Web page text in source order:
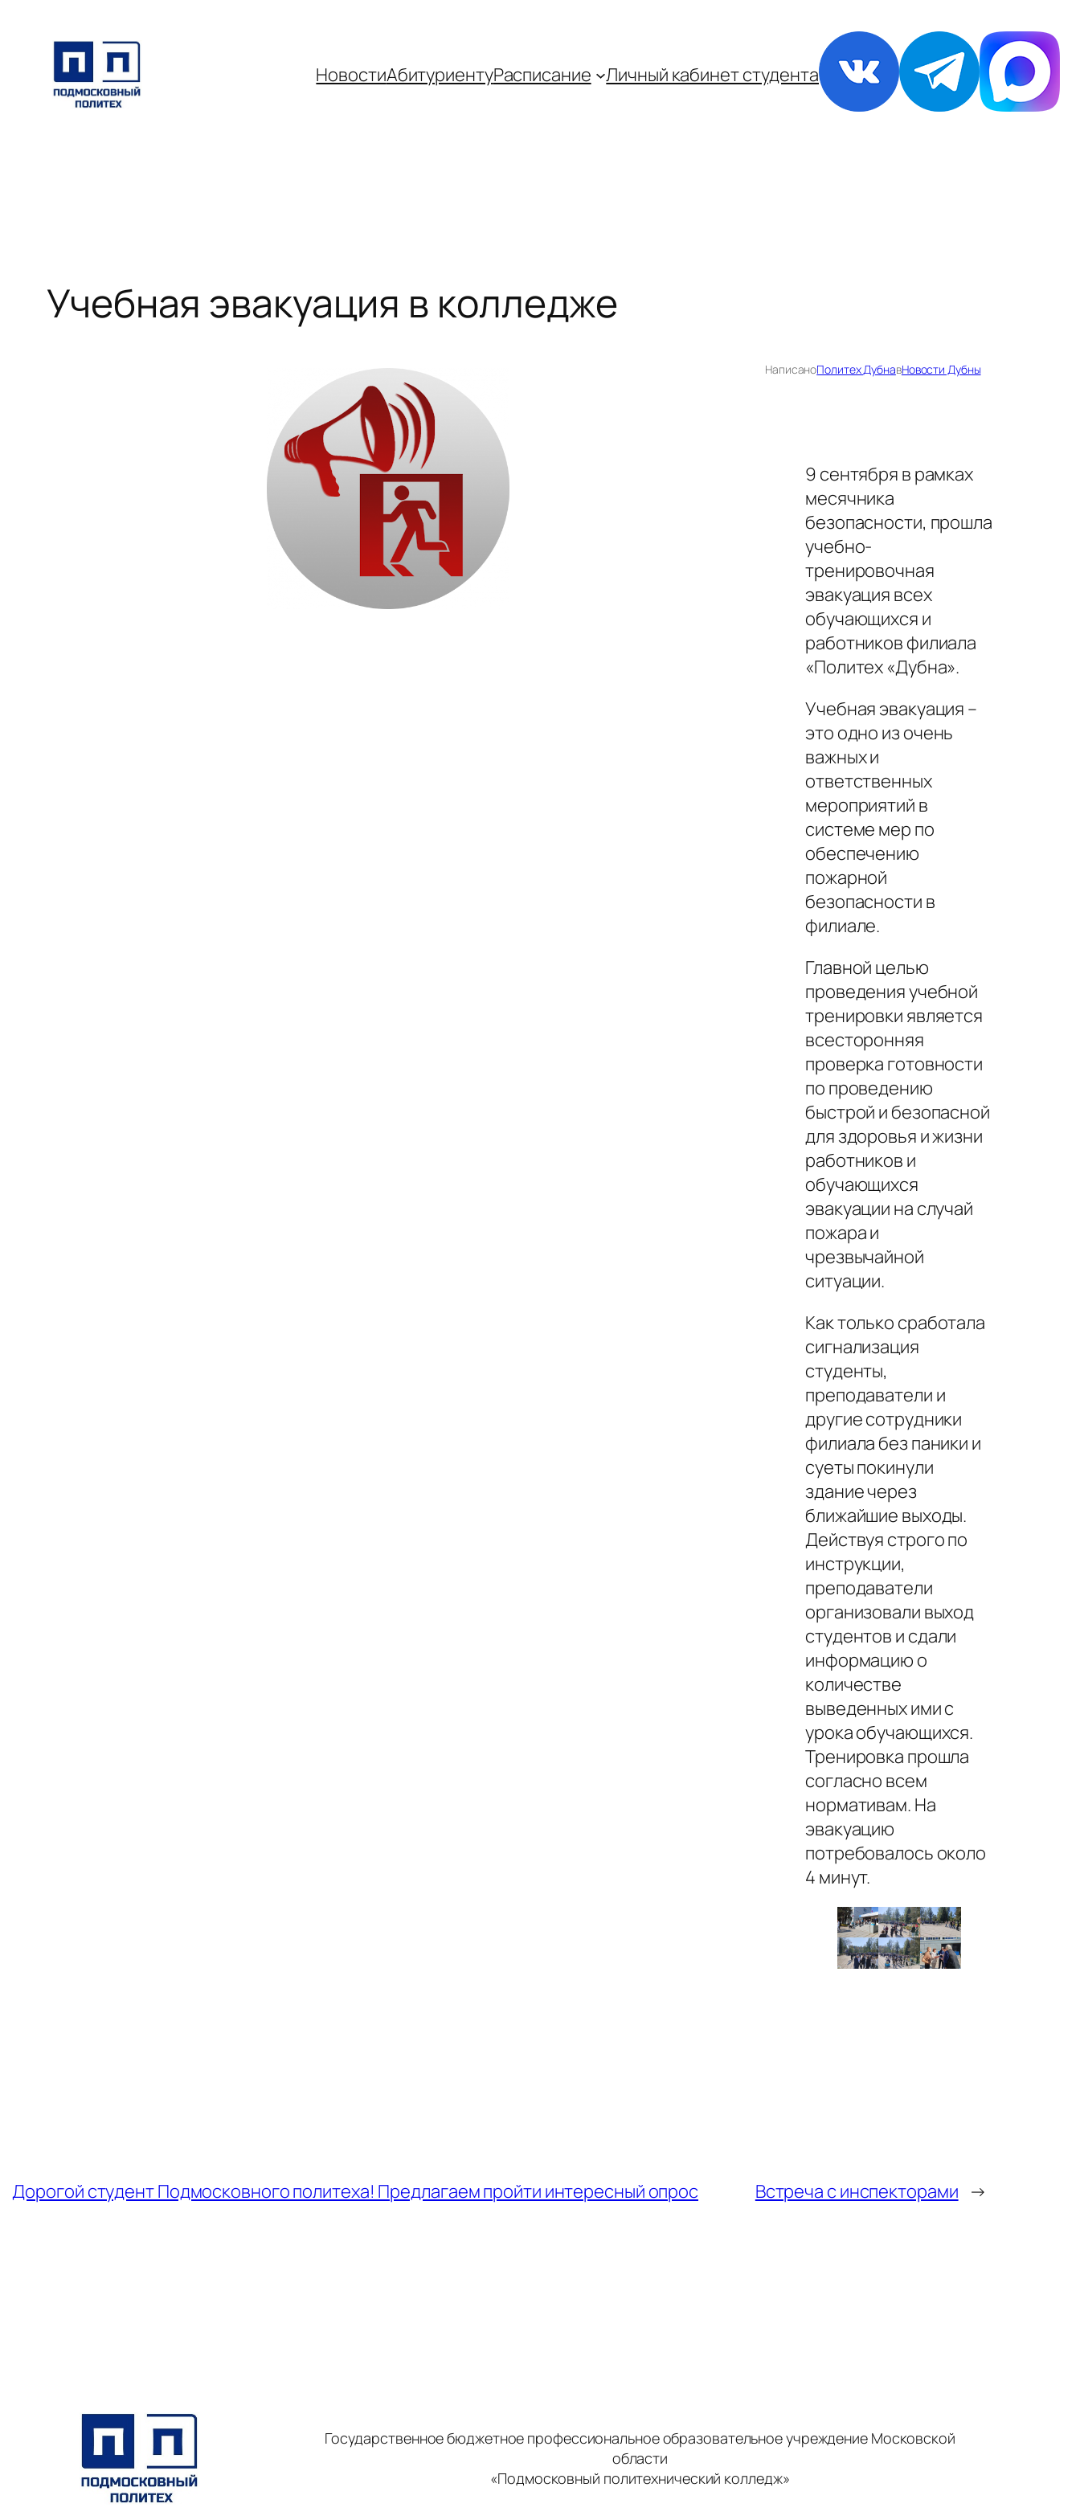
содержимому
НовостиАбитуриентуРаспиcание Личный кабинет студента
Учебная эвакуация в колледже
НаписаноПолитех ДубнавНовости Дубны
9 сентября в рамках
месячника
безопасности, прошла
учебно-
тренировочная
эвакуация всех
обучающихся и
работников филиала
«Политех «Дубна».
Учебная эвакуация –
это одно из очень
важных и
ответственных
мероприятий в
системе мер по
обеспечению
пожарной
безопасности в
филиале.
Главной целью
проведения учебной
тренировки является
всесторонняя
проверка готовности
по проведению
быстрой и безопасной
для здоровья и жизни
работников и
обучающихся
эвакуации на случай
пожара и
чрезвычайной
ситуации.
Как только сработала
сигнализация
студенты,
преподаватели и
другие сотрудники
филиала без паники и
суеты покинули
здание через
ближайшие выходы.
Действуя строго по
инструкции,
преподаватели
организовали выход
студентов и сдали
информацию о
количестве
выведенных ими с
урока обучающихся.
Тренировка прошла
согласно всем
нормативам. На
эвакуацию
потребовалось около
4 минут.
Дорогой студент Подмосковного политеха! Предлагаем пройти интересный опрос Встреча с инспекторами →
Государственное бюджетное профессиональное образовательное учреждение Московской
области
«Подмосковный политехнический колледж»